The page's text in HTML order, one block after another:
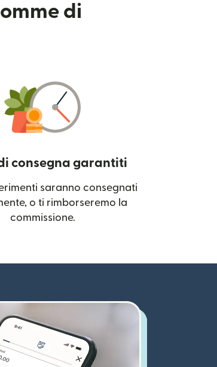
di
consegna garantiti
saranno consegnati
o ti rimborseremo la
commissione.